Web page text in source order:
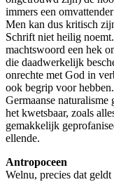
immers een
Men kan dus kritisch
Schrift niet heilig
machtswoord een hek
die daadwerkelijk
onrechte met God in
ook begrip voor
Germaanse naturalisme
het kwetsbaar, zoals
gemakkelijk
ellende.
Antropoceen
Welnu, precies dat